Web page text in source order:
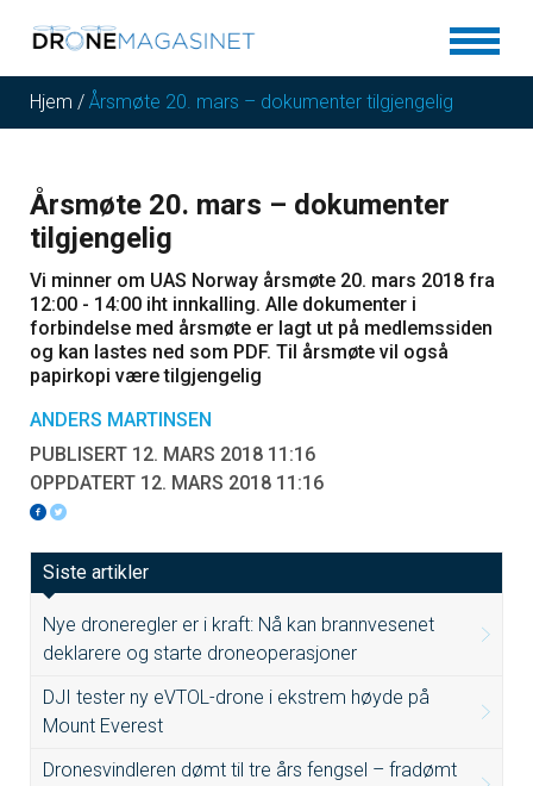
Hjem / Årsmøte 20. mars – dokumenter tilgjengelig
Årsmøte 20. mars – dokumenter
tilgjengelig
Vi minner om UAS Norway årsmøte 20. mars 2018 fra
12:00 - 14:00 iht innkalling. Alle dokumenter i
forbindelse med årsmøte er lagt ut på medlemssiden
og kan lastes ned som PDF. Til årsmøte vil også
papirkopi være tilgjengelig
ANDERS MARTINSEN
PUBLISERT 12. MARS 2018 11:16
OPPDATERT 12. MARS 2018 11:16
Siste artikler
Nye droneregler er i kraft: Nå kan brannvesenet
deklarere og starte droneoperasjoner
DJI tester ny eVTOL-drone i ekstrem høyde på
Mount Everest
Dronesvindleren dømt til tre års fengsel – fradømt